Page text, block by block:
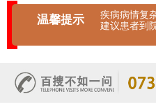
温馨提示
疾病病情复
建议患者到